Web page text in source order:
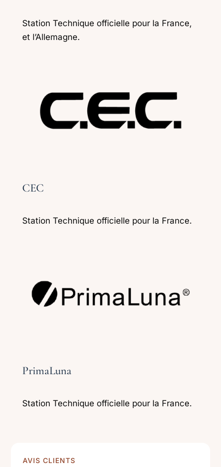
Station Technique officielle pour la France,
et l’Allemagne.
CEC
Station Technique officielle pour la France.
PrimaLuna
Station Technique officielle pour la France.
AVIS CLIENTS